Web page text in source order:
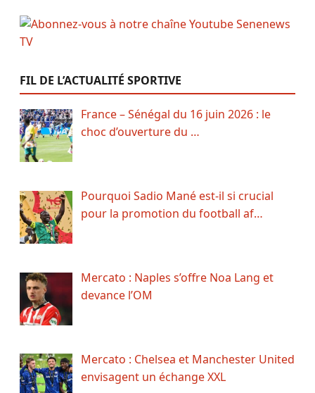
FIL DE L’ACTUALITÉ SPORTIVE
France – Sénégal du 16 juin 2026 : le
choc d’ouverture du …
Pourquoi Sadio Mané est-il si crucial
pour la promotion du football af…
Mercato : Naples s’offre Noa Lang et
devance l’OM
Mercato : Chelsea et Manchester United
envisagent un échange XXL